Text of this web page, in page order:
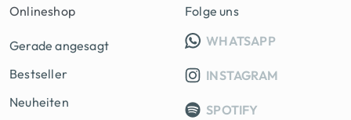
Onlineshop
Gerade angesagt
Bestseller
Neuheiten
Folge uns
WHATSAPPINFO
INSTAGRAM
SPOTIFY